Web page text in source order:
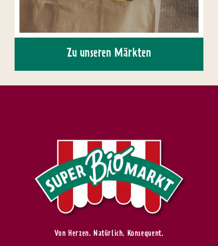
Zu unseren Märkten
Von Herzen. Natürlich. Konsequent.